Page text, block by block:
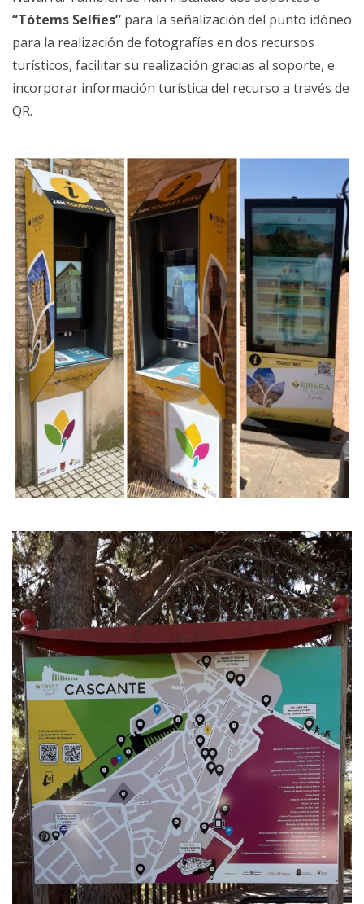
“Tótems Selfies” para la señalización del punto idóneo
para la realización de fotografías en dos recursos
turísticos, facilitar su realización gracias al soporte, e
incorporar información turística del recurso a través de
QR.